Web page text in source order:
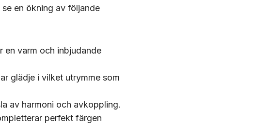
en ökning av följande
en varm och inbjudande
glädje i vilket utrymme som
av harmoni och avkoppling.
perfekt färgen